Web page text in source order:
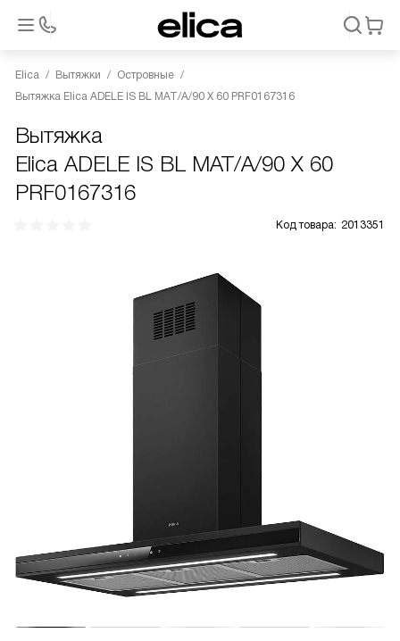
Elica Вытяжки
Островные
Вытяжка Elica ADELE IS BL MAT/A/90 X 60 PRF0167316
Вытяжка
Elica ADELE IS BL MAT/A/90 X 60
PRF0167316
Код товара: 2013351